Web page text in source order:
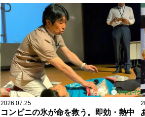
2026.07.25
コンビニの氷が命を救う。即効・熱中